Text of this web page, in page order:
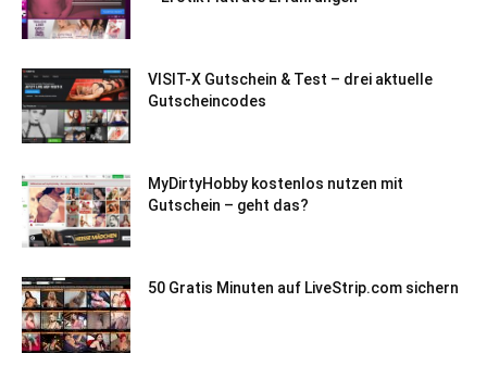
VISIT-X Gutschein & Test – drei aktuelle
Gutscheincodes
MyDirtyHobby kostenlos nutzen mit
Gutschein – geht das?
50 Gratis Minuten auf LiveStrip.com sichern